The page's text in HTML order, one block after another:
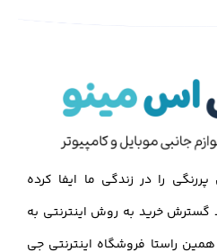
را در زندگی ما ایفا کرده
خرید به روش اینترنتی به
راستا فروشگاه اینترنتی جی